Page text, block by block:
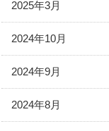
2025年3月
2024年10月
2024年9月
2024年8月